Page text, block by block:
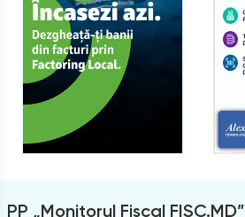
PP „Monitorul Fiscal FISC.MD”